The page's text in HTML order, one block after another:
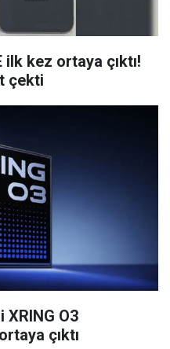
ilk kez ortaya çıktı!
çekti
XRING O3
çıktı